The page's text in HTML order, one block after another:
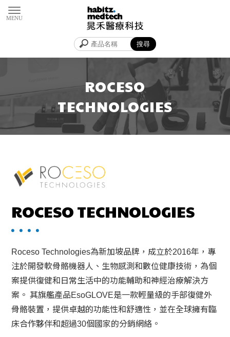
ROCESO TECHNOLOGIES
Roceso Technologies為新加坡品牌，成立於2016年，專
注於開發軟骨骼機器人、生物感測和數位健康技術，為個
案提供復健和日常生活中的功能輔助和神經治療解決方
案。 其旗艦產品EsoGLOVE是一款輕量級的手部復健外
骨骼裝置，提供卓越的功能性和舒適性，並在全球擁有臨
床合作夥伴和超過30個國家的分銷網絡。